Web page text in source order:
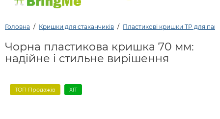
Головна Кришки для стаканчиків Пластикові кришки TP для
Чорна пластикова кришка 70 мм:
надійне і стильне вирішення
ТОП Продажів ХІТ